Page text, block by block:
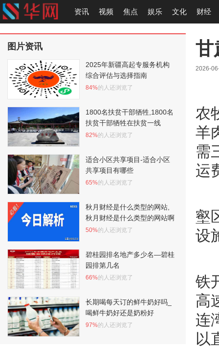
资讯 视频 焦点 娱乐 文化 财经
甘
2026-
农
羊
需
运
壑
设
铁
高
连
以
图片资讯
2025年新疆高起专服务机构
综合评估与选择指南
84%的人还浏览了
1800名扶贫干部牺牲,1800名
扶贫干部牺牲在扶贫一线
82%的人还浏览了
适合小区共享项目-适合小区
共享项目有哪些
65%的人还浏览了
秋月财经是什么类型的网站,
秋月财经是什么类型的网站啊
50%的人还浏览了
碧桂园排名地产多少名—碧桂
园排第几名
66%的人还浏览了
长期喝每天订的鲜牛奶好吗_
喝鲜牛奶好还是奶粉好
97%的人还浏览了